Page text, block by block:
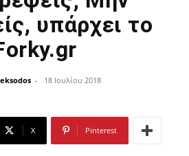
υπάρχει το
- 18 Ιουλίου 2018
X Pinterest